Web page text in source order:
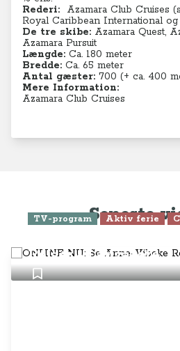
Rederi: Azamara Club Cruises (
Royal Caribbean International
De tre skibe: Azamara Quest,
Azamara Pursuit
Længde: Ca. 180 meter
Bredde: Ca. 65 meter
Antal gæster: 700 (+ ca. 400
Mere Information:
Azamara Club Cruises
Seneste
TV-program Aktiv ferie
Rejser - Lanzarote